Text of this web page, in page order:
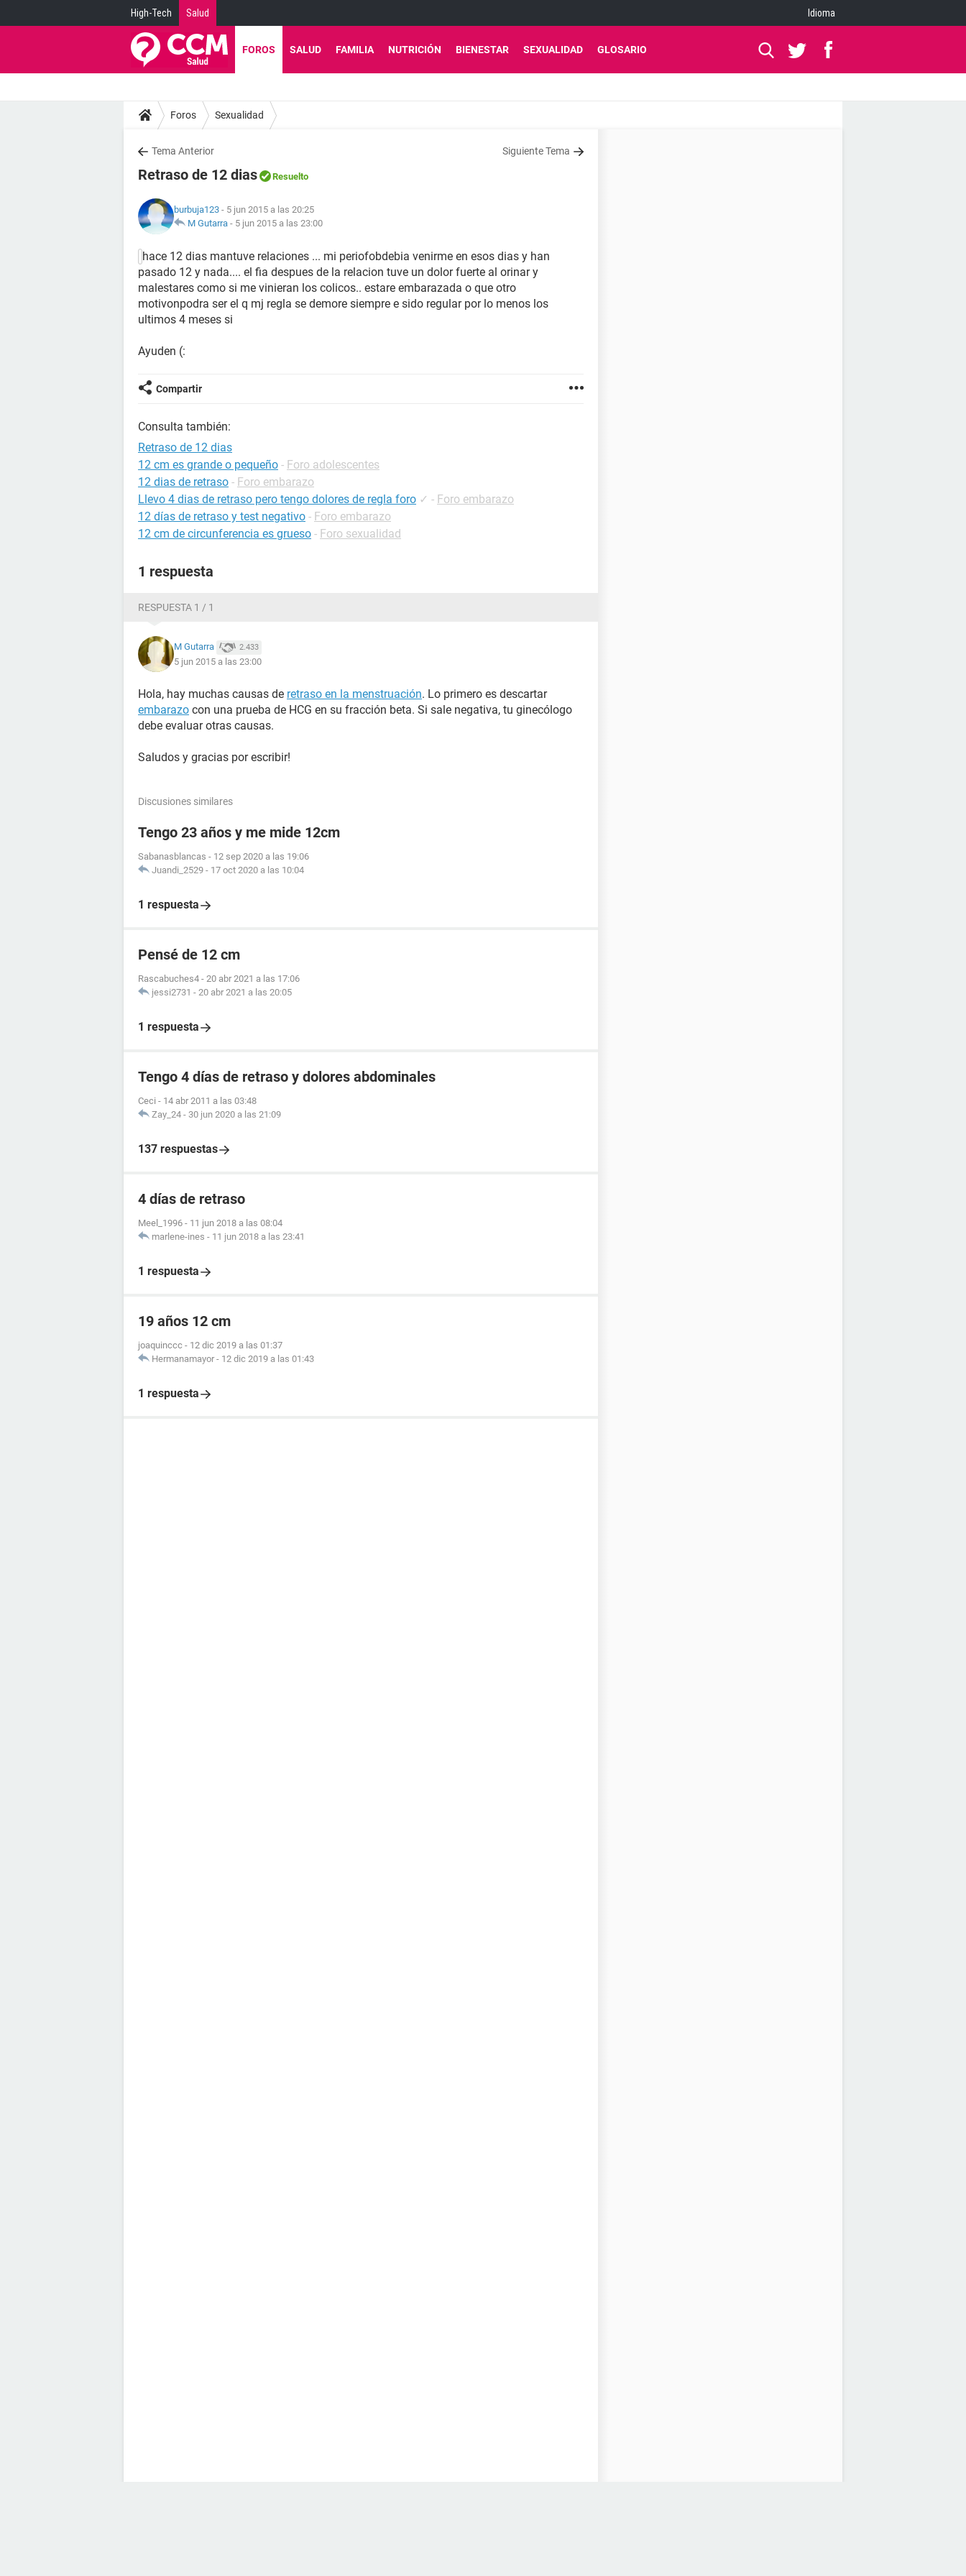
High-Tech Salud Idioma
FOROS SALUD FAMILIA NUTRICIÓN BIENESTAR SEXUALIDAD GLOSARIO
Foros Sexualidad
Tema Anterior Siguiente Tema
Retraso de 12 dias Resuelto
burbuja123 - 5 jun 2015 a las 20:25
M Gutarra - 5 jun 2015 a las 23:00
hace 12 dias mantuve relaciones ... mi periofobdebia venirme en esos dias y han
pasado 12 y nada.... el fia despues de la relacion tuve un dolor fuerte al orinar y
malestares como si me vinieran los colicos.. estare embarazada o que otro
motivonpodra ser el q mj regla se demore siempre e sido regular por lo menos los
ultimos 4 meses si
Ayuden (:
Compartir
Consulta también:
Retraso de 12 dias
12 cm es grande o pequeño - Foro adolescentes
12 dias de retraso - Foro embarazo
Llevo 4 dias de retraso pero tengo dolores de regla foro ✓ - Foro embarazo
12 días de retraso y test negativo - Foro embarazo
12 cm de circunferencia es grueso - Foro sexualidad
1 respuesta
RESPUESTA 1 / 1
M Gutarra 2.433
5 jun 2015 a las 23:00
Hola, hay muchas causas de retraso en la menstruación. Lo primero es descartar
embarazo con una prueba de HCG en su fracción beta. Si sale negativa, tu ginecólogo
debe evaluar otras causas.
Saludos y gracias por escribir!
Discusiones similares
Tengo 23 años y me mide 12cm
Sabanasblancas - 12 sep 2020 a las 19:06
Juandi_2529 - 17 oct 2020 a las 10:04
1 respuesta
Pensé de 12 cm
Rascabuches4 - 20 abr 2021 a las 17:06
jessi2731 - 20 abr 2021 a las 20:05
1 respuesta
Tengo 4 días de retraso y dolores abdominales
Ceci - 14 abr 2011 a las 03:48
Zay_24 - 30 jun 2020 a las 21:09
137 respuestas
4 días de retraso
Meel_1996 - 11 jun 2018 a las 08:04
marlene-ines - 11 jun 2018 a las 23:41
1 respuesta
19 años 12 cm
joaquinccc - 12 dic 2019 a las 01:37
Hermanamayor - 12 dic 2019 a las 01:43
1 respuesta